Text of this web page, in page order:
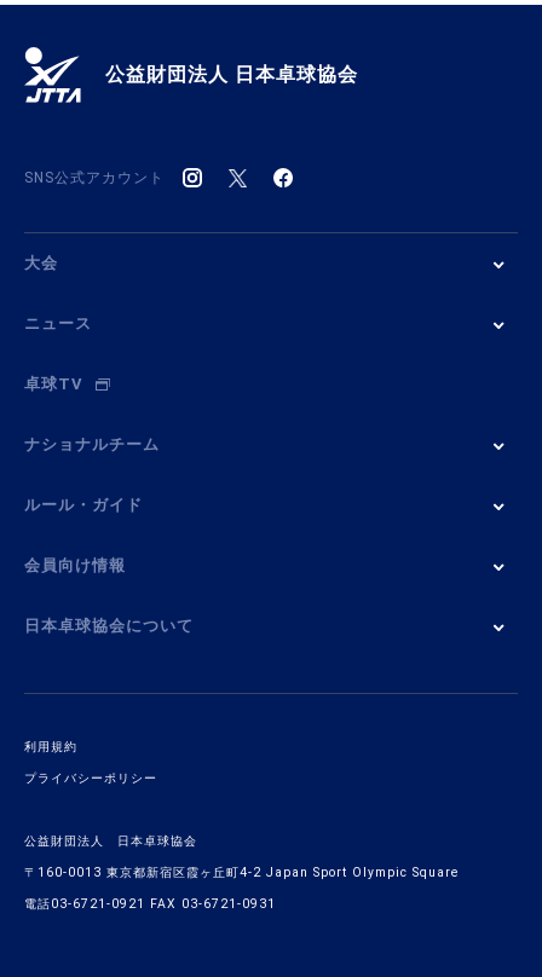
公益財団法人 日本卓球協会
SNS公式アカウント
大会
ニュース
卓球TV
ナショナルチーム
ルール・ガイド
会員向け情報
日本卓球協会について
利用規約
プライバシーポリシー
公益財団法人 日本卓球協会
〒160-0013 東京都新宿区霞ヶ丘町4-2 Japan Sport Olympic Square
電話03-6721-0921 FAX 03-6721-0931